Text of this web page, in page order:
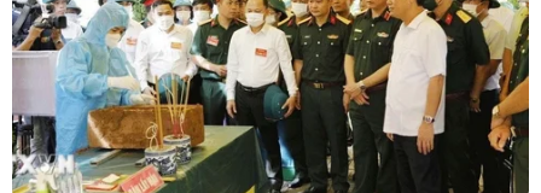
TIN LIÊN QUAN